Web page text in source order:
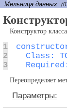
Мельница данных
Конструктор класса
1
2
3
Переопределяет
Параметры: